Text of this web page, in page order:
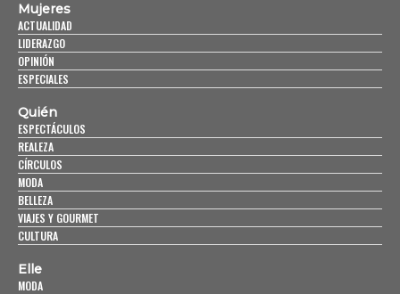
Mujeres
ACTUALIDAD
LIDERAZGO
OPINIÓN
ESPECIALES
Quién
ESPECTÁCULOS
REALEZA
CÍRCULOS
MODA
BELLEZA
VIAJES Y GOURMET
CULTURA
Elle
MODA